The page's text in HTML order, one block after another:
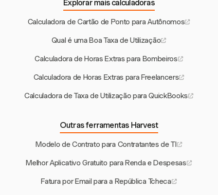
Explorar mais calculadoras
Calculadora de Cartão de Ponto para Autônomos
Qual é uma Boa Taxa de Utilização
Calculadora de Horas Extras para Bombeiros
Calculadora de Horas Extras para Freelancers
Calculadora de Taxa de Utilização para QuickBooks
Outras ferramentas Harvest
Modelo de Contrato para Contratantes de TI
Melhor Aplicativo Gratuito para Renda e Despesas
Fatura por Email para a República Tcheca